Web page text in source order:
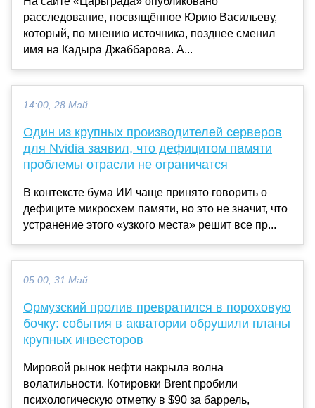
расследование, посвящённое Юрию Васильеву,
который, по мнению источника, позднее сменил
имя на Кадыра Джаббарова. А...
14:00, 28 Май
Один из крупных производителей серверов
для Nvidia заявил, что дефицитом памяти
проблемы отрасли не ограничатся
В контексте бума ИИ чаще принято говорить о
дефиците микросхем памяти, но это не значит, что
устранение этого «узкого места» решит все пр...
05:00, 31 Май
Ормузский пролив превратился в пороховую
бочку: события в акватории обрушили планы
крупных инвесторов
Мировой рынок нефти накрыла волна
волатильности. Котировки Brent пробили
психологическую отметку в $90 за баррель,